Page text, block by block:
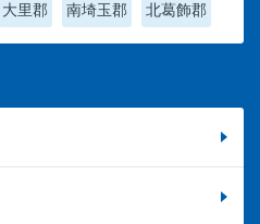
大里郡 南埼玉郡 北葛飾郡